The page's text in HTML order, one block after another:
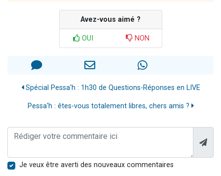
Avez-vous aimé ?
OUI NON
Spécial Pessa'h : 1h30 de Questions-Réponses en LIVE
Pessa'h : êtes-vous totalement libres, chers amis ?
Je veux être averti des nouveaux commentaires